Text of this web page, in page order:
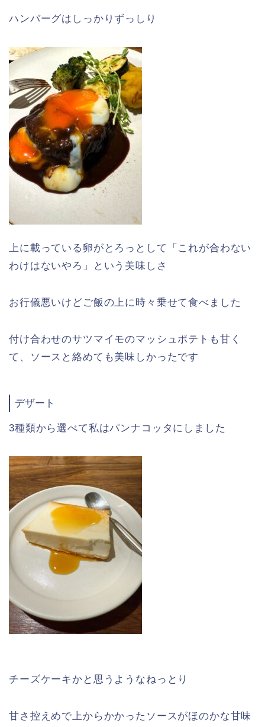
ハンバーグはしっかりずっしり
上に載っている卵がとろっとして「これが合わない
わけはないやろ」という美味しさ
お行儀悪いけどご飯の上に時々乗せて食べました
付け合わせのサツマイモのマッシュポテトも甘く
て、ソースと絡めても美味しかったです
デザート
3種類から選べて私はパンナコッタにしました
チーズケーキかと思うようなねっとり
甘さ控えめで上からかかったソースがほのかな甘味